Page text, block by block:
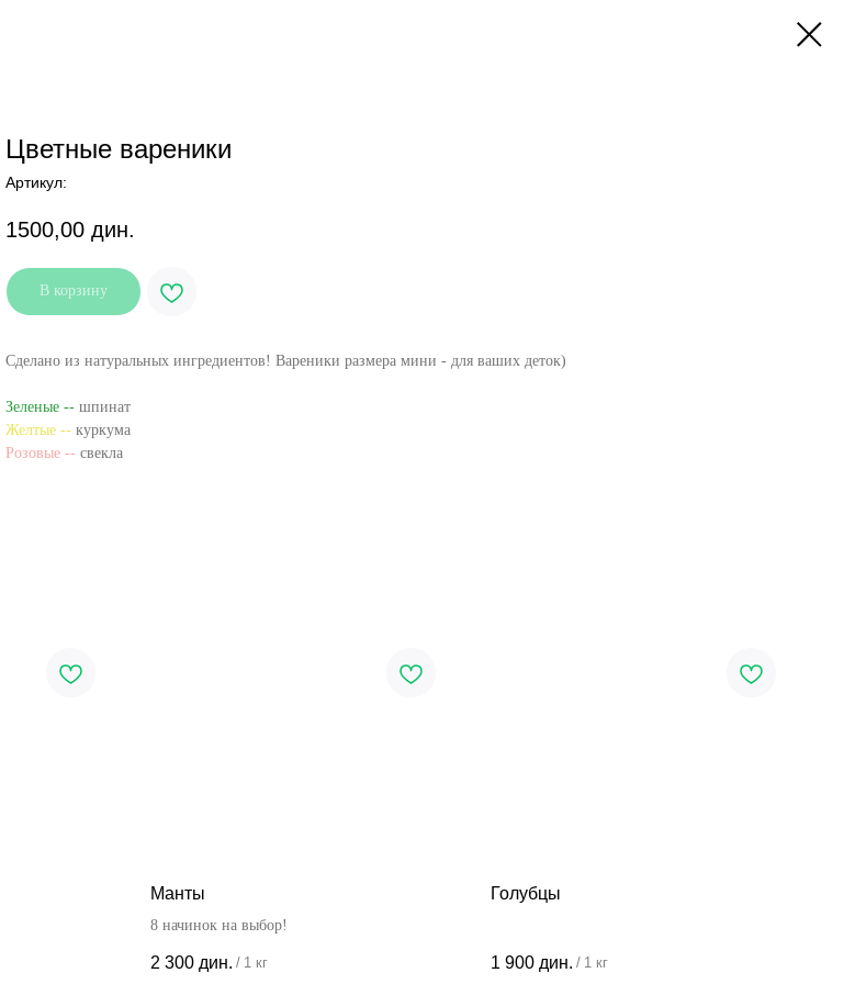
Цветные вареники
Артикул:
1500,00 дин.
В корзину
Сделано из натуральных ингредиентов! Вареники размера мини - для ваших деток)
Зеленые -- шпинат
Желтые -- куркума
Розовые -- свекла
Манты
8 начинок на выбор!
2 300 дин. / 1 кг
Голубцы
1 900 дин. / 1 кг